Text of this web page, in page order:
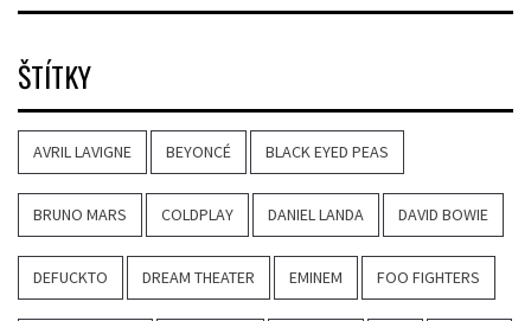
ŠTÍTKY
AVRIL LAVIGNE BEYONCÉ BLACK EYED PEAS
BRUNO MARS COLDPLAY DANIEL LANDA DAVID BOWIE
DEFUCKTO DREAM THEATER EMINEM FOO FIGHTERS